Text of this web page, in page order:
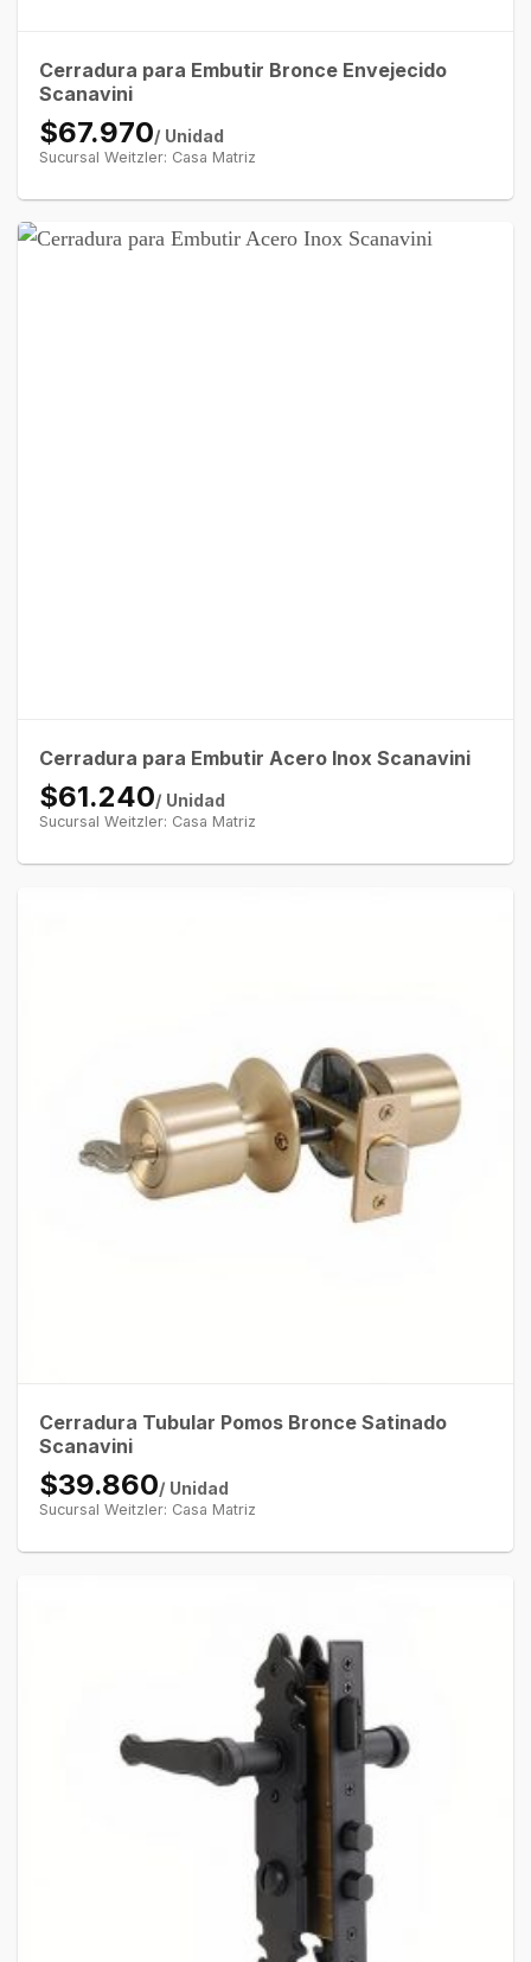
Cerradura para Embutir Bronce Envejecido
Scanavini
$67.970/ Unidad
Sucursal Weitzler: Casa Matriz
Cerradura para Embutir Acero Inox Scanavini
$61.240/ Unidad
Sucursal Weitzler: Casa Matriz
Cerradura Tubular Pomos Bronce Satinado
Scanavini
$39.860/ Unidad
Sucursal Weitzler: Casa Matriz